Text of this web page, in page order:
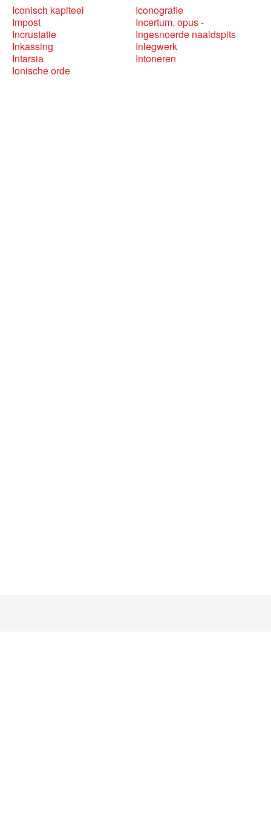
Iconisch kapiteel
Iconografie
Impost
Incertum, opus -
Incrustatie
Ingesnoerde naaldspits
Inkassing
Inlegwerk
Intarsia
Intoneren
Ionische orde